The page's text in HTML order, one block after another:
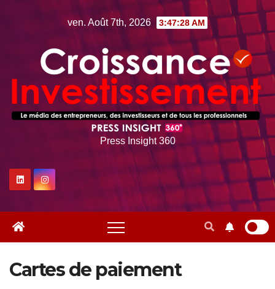
ven. Août 7th, 2026 3:47:29 AM
Press Insight 360
Cartes de paiement